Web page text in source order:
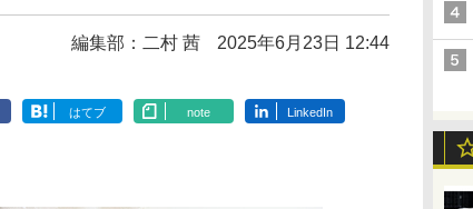
編集部：二村 茜 2025年6月23日 12:44
はてブ note LinkedIn